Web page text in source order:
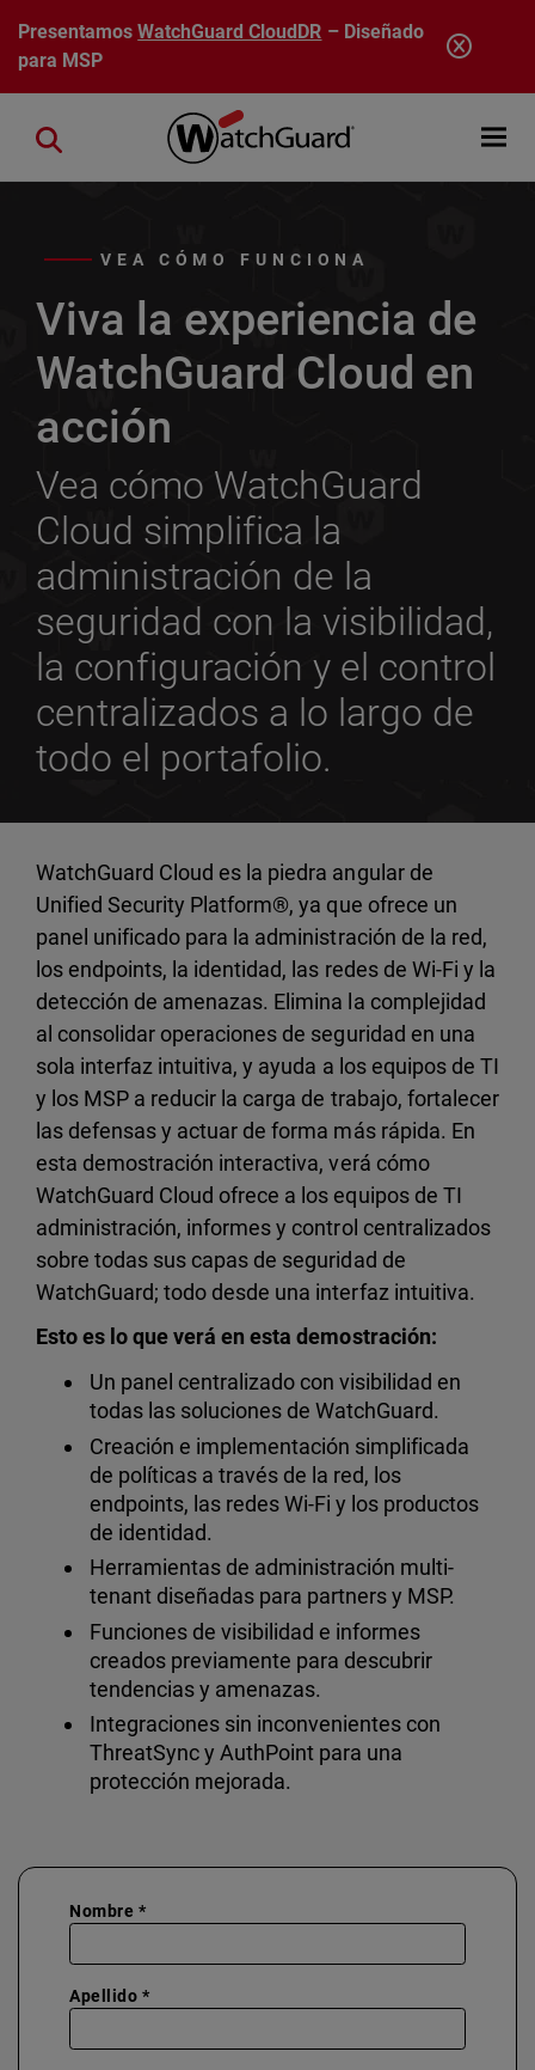
Pasar al contenido principal
PresentamosWatchGuard CloudDR – Diseñado
para MSP
Open
Close search
VEA CÓMO FUNCIONA
Viva la experiencia de
WatchGuard Cloud en
acción
Vea cómo WatchGuard
Cloud simplifica la
administración de la
seguridad con la visibilidad,
la configuración y el control
centralizados a lo largo de
todo el portafolio.
WatchGuard Cloud es la piedra angular de
Unified Security Platform®, ya que ofrece un
panel unificado para la administración de la red,
los endpoints, la identidad, las redes de Wi-Fi y la
detección de amenazas. Elimina la complejidad
al consolidar operaciones de seguridad en una
sola interfaz intuitiva, y ayuda a los equipos de TI
y los MSP a reducir la carga de trabajo, fortalecer
las defensas y actuar de forma más rápida. En
esta demostración interactiva, verá cómo
WatchGuard Cloud ofrece a los equipos de TI
administración, informes y control centralizados
sobre todas sus capas de seguridad de
WatchGuard; todo desde una interfaz intuitiva.
Esto es lo que verá en esta demostración:
Un panel centralizado con visibilidad en
todas las soluciones de WatchGuard.
Creación e implementación simplificada
de políticas a través de la red, los
endpoints, las redes Wi-Fi y los productos
de identidad.
Herramientas de administración multi-
tenant diseñadas para partners y MSP.
Funciones de visibilidad e informes
creados previamente para descubrir
tendencias y amenazas.
Integraciones sin inconvenientes con
ThreatSync y AuthPoint para una
protección mejorada.
Nombre *
Apellido *